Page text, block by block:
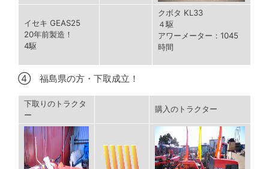
イセキ GEAS25
20年前製造！
4駆
クボタ KL33
４駆
アワーメーター：1045
時間
④ 福島県の方・下取成立！
下取りのトラクタ
ー
購入のトラクター